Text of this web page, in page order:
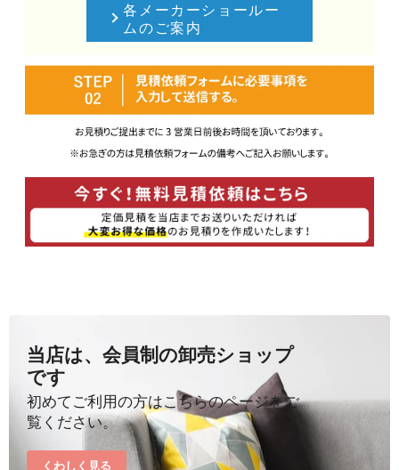
各メーカーショールー
ムのご案内
当店は、会員制の卸売ショップ
です
初めてご利用の方はこちらのページをご
覧ください。
くわしく見る